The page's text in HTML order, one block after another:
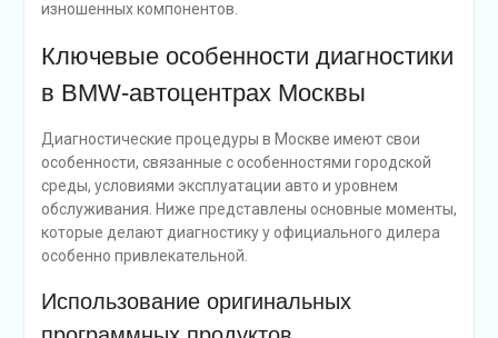
изношенных компонентов.
Ключевые особенности диагностики
в BMW-автоцентрах Москвы
Диагностические процедуры в Москве имеют свои
особенности, связанные с особенностями городской
среды, условиями эксплуатации авто и уровнем
обслуживания. Ниже представлены основные моменты,
которые делают диагностику у официального дилера
особенно привлекательной.
Использование оригинальных